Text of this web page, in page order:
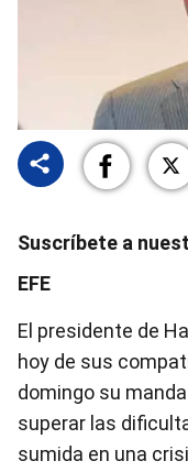
Suscríbete a
EFE
El presidente de
hoy de sus
domingo su
superar las
sumida en una